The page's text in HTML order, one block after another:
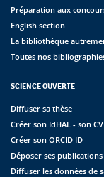
Préparation aux
English section
La bibliothèque
Toutes nos
SCIENCE OUVERTE
Diffuser sa thèse
Créer son IdHAL - son CV
Créer son ORCID ID
Déposer ses publications
Diffuser les données de